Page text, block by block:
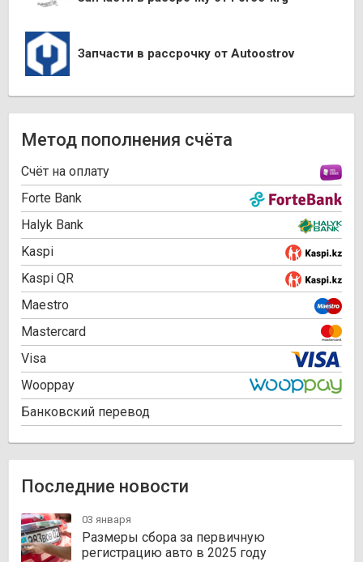
Запчасти в рассрочку от Autoostrov
Метод пополнения счёта
Cчёт на оплату
Forte Bank
Halyk Bank
Kaspi
Kaspi QR
Maestro
Mastercard
Visa
Wooppay
Банковский перевод
Последние новости
03 января
Размеры сбора за первичную
регистрацию авто в 2025 году